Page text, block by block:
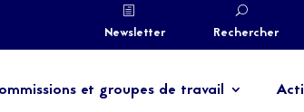
Newsletter Rechercher
et groupes de travail